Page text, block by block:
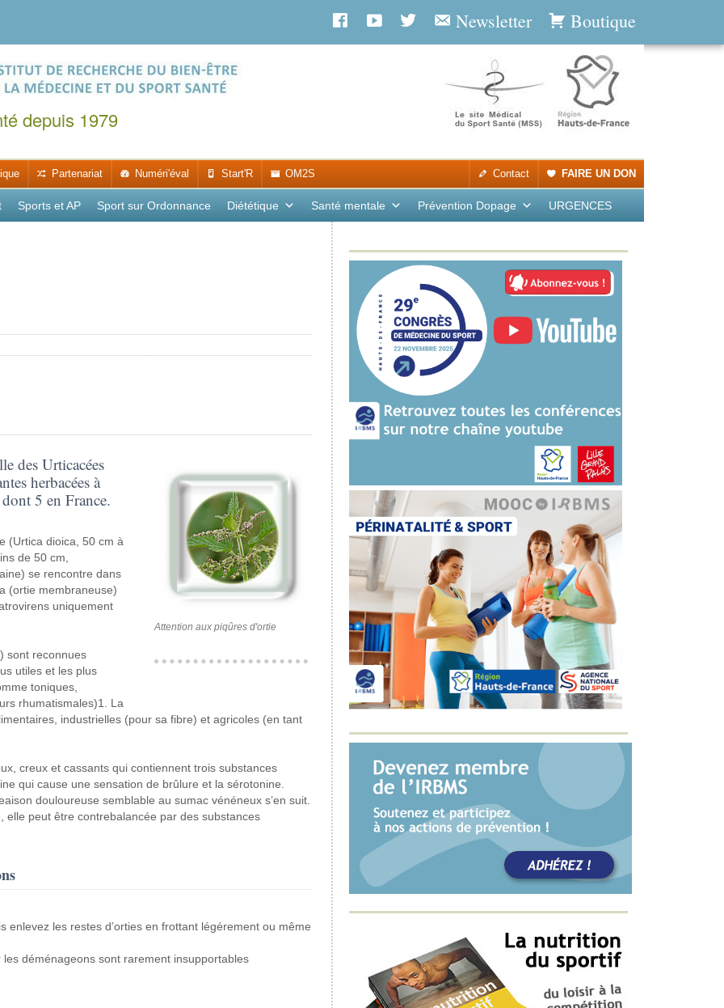
Boutique
Newsletter
depuis 1979
Partenariat Numéri'éval Start'R OM2S FAIRE UN DON
Contact
Sports et AP Sport sur Ordonnance Diététique Santé mentale Prévention Dopage URGENCES
Attention aux piqûres d'ortie
des Urticacées
herbacées à
5 en France.
(Urtica dioica, 50 cm à
de 50 cm,
se rencontre dans
(ortie membraneuse)
uniquement
sont reconnues
utiles et les plus
toniques,
rhumatismales)1. La
industrielles (pour sa fibre) et agricoles (en tant
creux et cassants qui contiennent trois substances
qui cause une sensation de brûlure et la sérotonine.
douloureuse semblable au sumac vénéneux s’en suit.
peut être contrebalancée par des substances
enlevez les restes d’orties en frottant légérement ou même
déménageons sont rarement insupportables